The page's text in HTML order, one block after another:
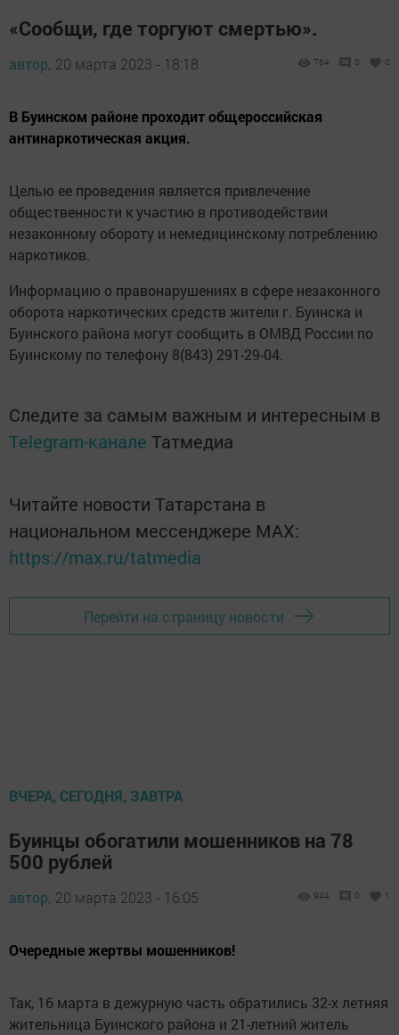
«Сообщи, где торгуют смертью».
автор, 20 марта 2023 - 18:18 764 0 0
В Буинском районе проходит общероссийская
антинаркотическая акция.
Целью ее проведения является привлечение
общественности к участию в противодействии
незаконному обороту и немедицинскому потреблению
наркотиков.
Информацию о правонарушениях в сфере незаконного
оборота наркотических средств жители г. Буинска и
Буинского района могут сообщить в ОМВД России по
Буинскому по телефону 8(843) 291-29-04.
Следите за самым важным и интересным в
Telegram-канале Татмедиа
Читайте новости Татарстана в
национальном мессенджере MАХ:
https://max.ru/tatmedia
Перейти на страницу новости
ВЧЕРА, СЕГОДНЯ, ЗАВТРА
Буинцы обогатили мошенников на 78
500 рублей
автор, 20 марта 2023 - 16:05 944 0 1
Очередные жертвы мошенников!
Так, 16 марта в дежурную часть обратились 32-х летняя
жительница Буинского района и 21-летний житель